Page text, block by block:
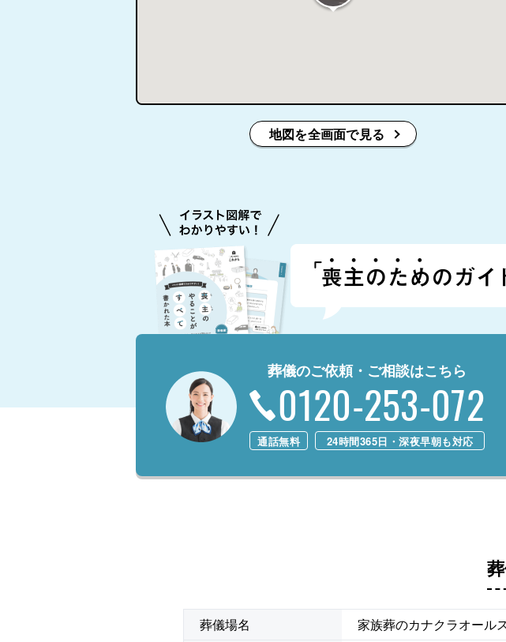
地図を全画面で見る
葬儀のご依頼・ご相談はこちら
0120-253-072
通話無料 24時間365日・深夜早朝も対応
葬儀場名
家族葬のカナクラオール